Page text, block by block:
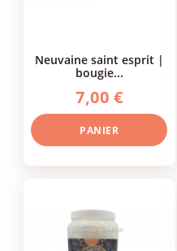
neuvaine saint esprit |
bougie...
7,00 €
PANIER